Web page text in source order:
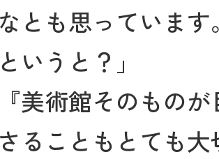
とも思っています
というと？」
『美術館そのもの
ることもとても